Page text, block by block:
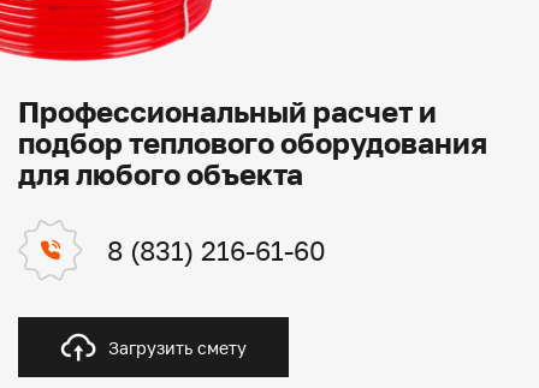
Профессиональный расчет и
подбор теплового оборудования
для любого объекта
8 (831) 216-61-60
Загрузить смету